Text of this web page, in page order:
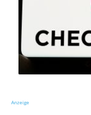
Anzeige